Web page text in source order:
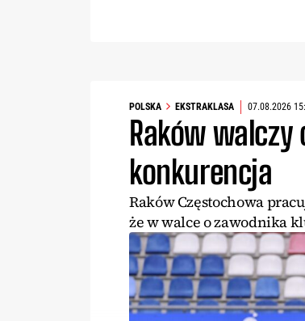
POLSKA EKSTRAKLASA 07.08.2026
Raków
konkurencja
Raków Częstochowa
że w walce o zawodnika